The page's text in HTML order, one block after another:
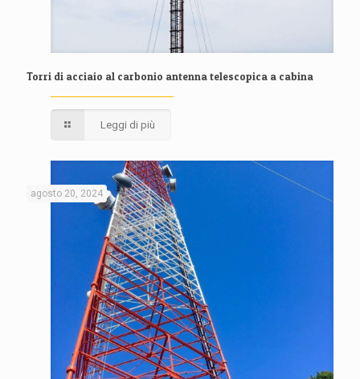
Torri di acciaio al carbonio antenna telescopica a cabina
Leggi di più
agosto 20, 2024